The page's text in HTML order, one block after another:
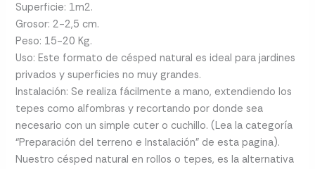
Superficie: 1m2.
Grosor: 2-2,5 cm.
Peso: 15-20 Kg.
Uso: Este formato de césped natural es ideal para jardines
privados y superficies no muy grandes.
Instalación: Se realiza fácilmente a mano, extendiendo los
tepes como alfombras y recortando por donde sea
necesario con un simple cuter o cuchillo. (Lea la categoría
“Preparación del terreno e Instalación” de esta pagina).
Nuestro césped natural en rollos o tepes, es la alternativa